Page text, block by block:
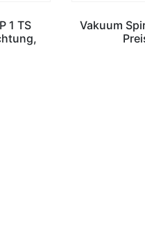
1 TS
Vakuum